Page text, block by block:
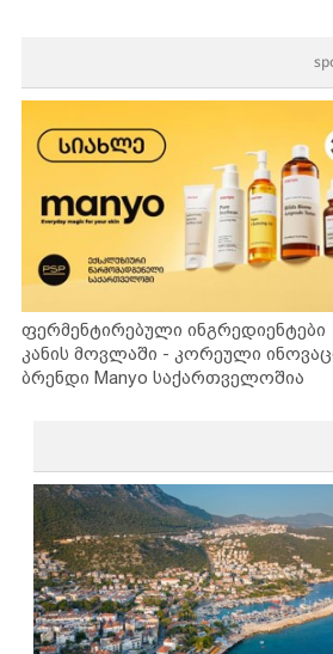
ფერმენტირებული ინგრედიენტები
კანის მოვლაში - კორეული
ბრენდი Manyo საქართველოშია